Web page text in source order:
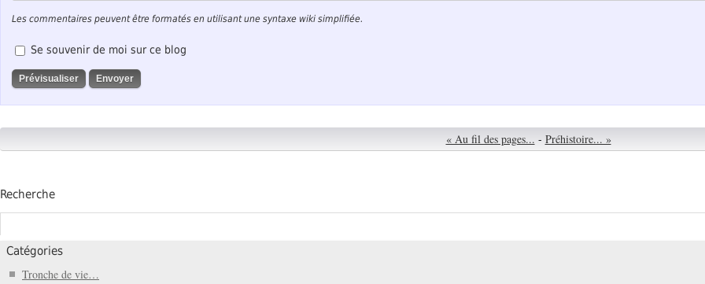
Les commentaires peuvent être formatés en utilisant une syntaxe wiki simplifiée.
Se souvenir de moi sur ce blog
« Au fil des pages... - Préhistoire... »
Recherche
Catégories
Tronche de vie…